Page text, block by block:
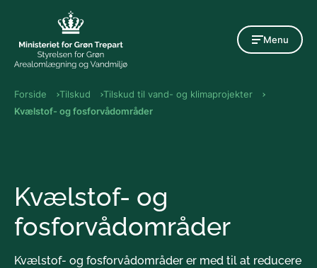
Menu
Forside Tilskud
Tilskud til vand- og klimaprojekter
Kvælstof- og fosforvådområder
Kvælstof- og
fosforvådområder
Kvælstof- og fosforvådområder er med til at reducere